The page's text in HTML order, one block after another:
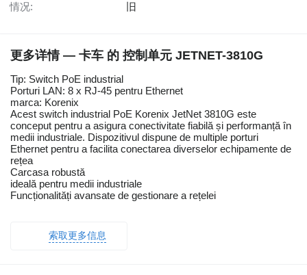
情况: 旧
更多详情 — 卡车 的 控制单元 JETNET-3810G
Tip: Switch PoE industrial
Porturi LAN: 8 x RJ-45 pentru Ethernet
marca: Korenix
Acest switch industrial PoE Korenix JetNet 3810G este
conceput pentru a asigura conectivitate fiabilă și performanță în
medii industriale. Dispozitivul dispune de multiple porturi
Ethernet pentru a facilita conectarea diverselor echipamente de
rețea
Carcasa robustă
ideală pentru medii industriale
Funcționalități avansate de gestionare a rețelei
索取更多信息